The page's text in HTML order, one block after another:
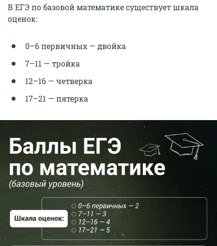
В ЕГЭ по базовой математике существует шкала
оценок:
0–6 первичных — двойка
7–11 — тройка
12–16 — четверка
17–21 — пятерка